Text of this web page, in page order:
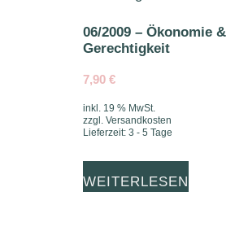
06/2009 – Ökonomie &
Gerechtigkeit
7,90 €
inkl. 19 % MwSt.
zzgl. Versandkosten
Lieferzeit: 3 - 5 Tage
WEITERLESEN